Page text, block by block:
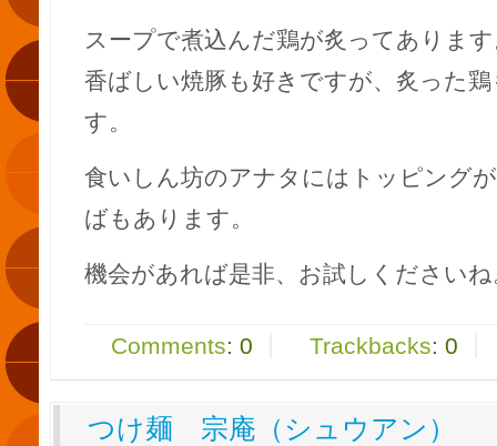
スープで煮込んだ鶏が炙ってありま
香ばしい焼豚も好きですが、炙った
す。
食いしん坊のアナタにはトッピング
ばもあります。
機会があれば是非、お試しくださいね
Comments: 0 Trackbacks: 0
つけ麺 宗庵（シュウアン）